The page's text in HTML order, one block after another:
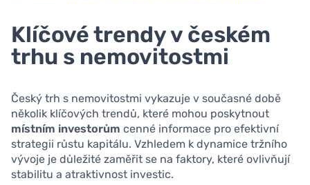
Klíčové trendy v českém
trhu s nemovitostmi
Český trh s nemovitostmi vykazuje v současné době
několik klíčových trendů, které mohou poskytnout
místním investorům cenné informace pro efektivní
strategii růstu kapitálu. Vzhledem k dynamice tržního
vývoje je důležité zaměřit se na faktory, které ovlivňují
stabilitu a atraktivnost investic.